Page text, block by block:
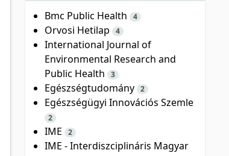
Bmc Public Health 4
Orvosi Hetilap 4
International Journal of
Environmental Research and
Public Health
3
Egészségtudomány 2
Egészségügyi Innovációs Szemle
2
IME 2
IME - Interdiszciplináris Magyar